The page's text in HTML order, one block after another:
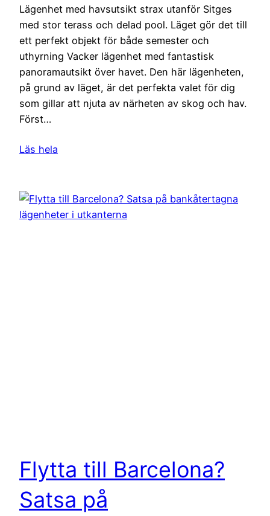
Lägenhet med havsutsikt strax utanför Sitges
med stor terass och delad pool. Läget gör det till
ett perfekt objekt för både semester och
uthyrning Vacker lägenhet med fantastisk
panoramautsikt över havet. Den här lägenheten,
på grund av läget, är det perfekta valet för dig
som gillar att njuta av närheten av skog och hav.
Först…
Läs hela
Flytta till Barcelona?
Satsa på